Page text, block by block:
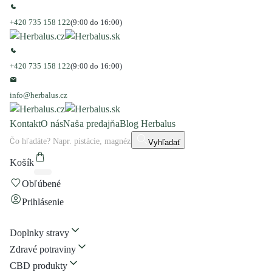
+420 735 158 122(9:00 do 16:00)
+420 735 158 122(9:00 do 16:00)
info@herbalus.cz
KontaktO násNaša predajňaBlog Herbalus
Vyhľadať
Košík
Obľúbené
Prihlásenie
Doplnky stravy
Zdravé potraviny
CBD produkty